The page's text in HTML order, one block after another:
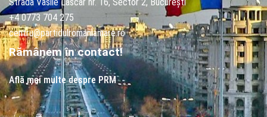
+4 0773 704 275
centru@partidulromaniamare.ro
Rămânem în contact!
Află mai multe despre PRM